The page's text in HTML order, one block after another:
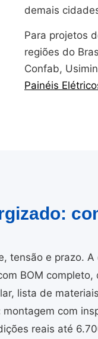
demais
Para projetos
regiões do
Confab,
Painéis
tensão e prazo.
BOM
lista de
montagem com
reais até